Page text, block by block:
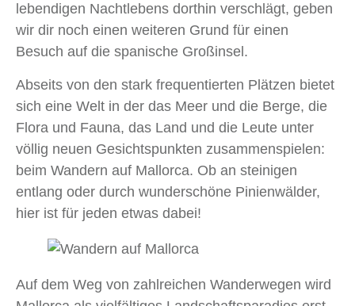
lebendigen Nachtlebens dorthin verschlägt, geben
wir dir noch einen weiteren Grund für einen
Besuch auf die spanische Großinsel.
Abseits von den stark frequentierten Plätzen bietet
sich eine Welt in der das Meer und die Berge, die
Flora und Fauna, das Land und die Leute unter
völlig neuen Gesichtspunkten zusammenspielen:
beim Wandern auf Mallorca. Ob an steinigen
entlang oder durch wunderschöne Pinienwälder,
hier ist für jeden etwas dabei!
Auf dem Weg von zahlreichen Wanderwegen wird